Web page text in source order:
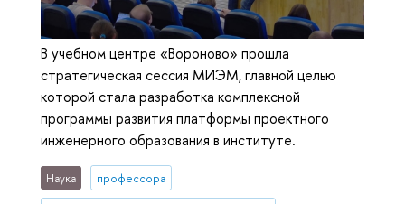
В учебном центре «Вороново» прошла
стратегическая сессия МИЭМ, главной целью
которой стала разработка комплексной
программы развития платформы проектного
инженерного образования в институте.
Наука профессора